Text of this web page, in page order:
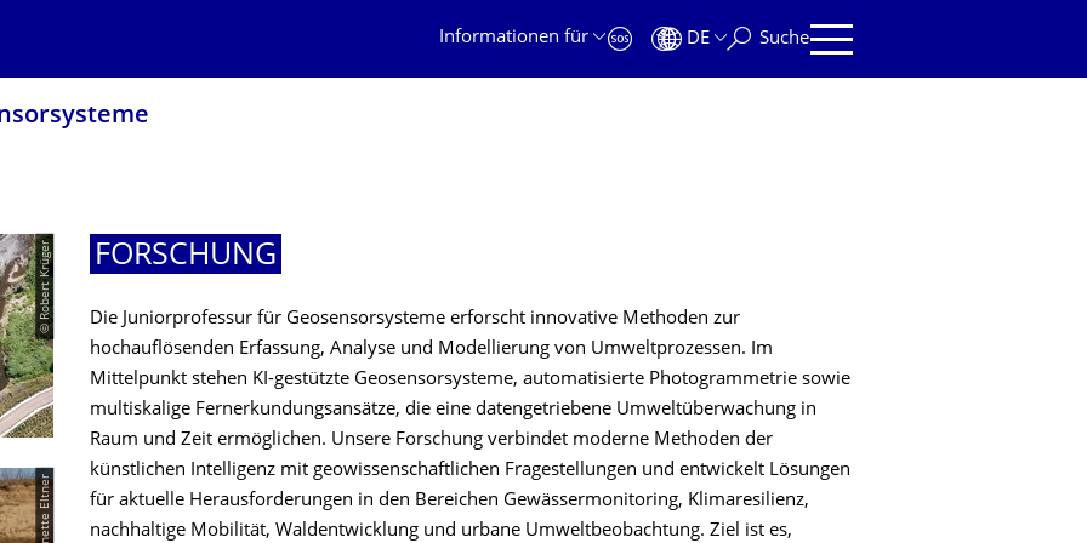
Informationen für
DE Suche
© Robert Krüger
© Anette Eltner
FORSCHUNG
Die Juniorprofessur für Geosensorsysteme erforscht innovative Methoden zur
hochauflösenden Erfassung, Analyse und Modellierung von Umweltprozessen. Im
Mittelpunkt stehen KI-gestützte Geosensorsysteme, automatisierte Photogrammetrie sowie
multiskalige Fernerkundungsansätze, die eine datengetriebene Umweltüberwachung in
Raum und Zeit ermöglichen. Unsere Forschung verbindet moderne Methoden der
künstlichen Intelligenz mit geowissenschaftlichen Fragestellungen und entwickelt Lösungen
für aktuelle Herausforderungen in den Bereichen Gewässermonitoring, Klimaresilienz,
nachhaltige Mobilität, Waldentwicklung und urbane Umweltbeobachtung. Ziel ist es,